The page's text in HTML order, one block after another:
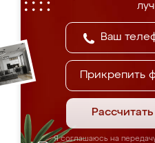
Прикрепить
Я соглашаюсь на